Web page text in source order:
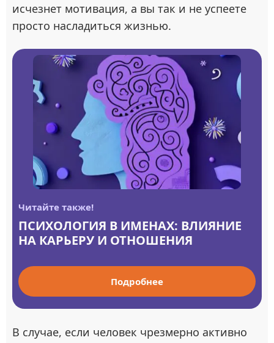
исчезнет мотивация, а вы так и не успеете
просто насладиться жизнью.
Читайте также!
ПСИХОЛОГИЯ В ИМЕНАХ: ВЛИЯНИЕ
НА КАРЬЕРУ И ОТНОШЕНИЯ
Подробнее
В случае, если человек чрезмерно активно